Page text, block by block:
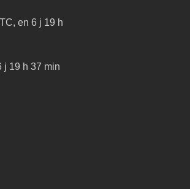
en 6 j 19 h
j 19 h 37 min